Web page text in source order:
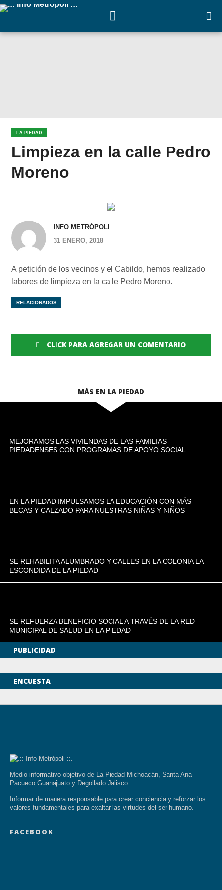
LA PIEDAD
Limpieza en la calle Pedro
Moreno
INFO METRÓPOLI
31 ENERO, 2018
A petición de los vecinos y el Cabildo, hemos realizado
labores de limpieza en la calle Pedro Moreno.
RELACIONADOS
CLICK PARA AGREGAR UN COMENTARIO
MÁS EN LA PIEDAD
MEJORAMOS LAS VIVIENDAS DE LAS FAMILIAS
PIEDADENSES CON PROGRAMAS DE APOYO SOCIAL
EN LA PIEDAD IMPULSAMOS LA EDUCACIÓN CON MÁS
BECAS Y CALZADO PARA NUESTRAS NIÑAS Y NIÑOS
SE REHABILITA ALUMBRADO Y CALLES EN LA COLONIA LA
ESCONDIDA DE LA PIEDAD
SE REFUERZA BENEFICIO SOCIAL A TRAVÉS DE LA RED
MUNICIPAL DE SALUD EN LA PIEDAD
PUBLICIDAD
ENCUESTA
Medio informativo objetivo de La Piedad Michoacán, Santa Ana
Pacueco Guanajuato y Degollado Jalisco.
Informar de manera responsable para crear conciencia y reforzar los
valores fundamentales para exaltar las virtudes del ser humano.
FACEBOOK